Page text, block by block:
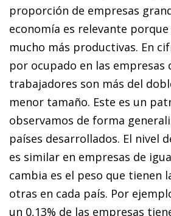
proporción de empresas
economía es relevante
mucho más productivas. En
por ocupado en las empresas
trabajadores son más del
menor tamaño. Este es un
observamos de forma
países desarrollados. El nivel
es similar en empresas de
cambia es el peso que tienen
otras en cada país. Por
un 0,13% de las empresas